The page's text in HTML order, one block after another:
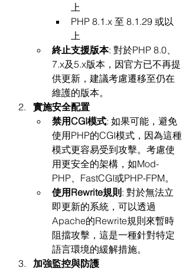
上
PHP 8.1.x 至 8.1.29 或以
上
終止支援版本: 對於PHP 8.0、
7.x及5.x版本，因官方已不再提
供更新，建議考慮遷移至仍在
維護的版本。
實施安全配置
禁用CGI模式: 如果可能，避免
使用PHP的CGI模式，因為這種
模式更容易受到攻擊。考慮使
用更安全的架構，如Mod-
PHP、FastCGI或PHP-FPM。
使用Rewrite規則 : 對於無法立
即更新的系統，可以透過
Apache的Rewrite規則來暫時
阻擋攻擊，這是一種針對特定
語言環境的緩解措施。
加強監控與防護